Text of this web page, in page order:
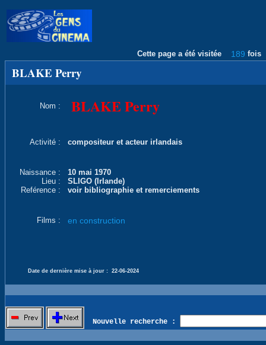
Cette page a été visitée 189 fois
BLAKE Perry
Nom : BLAKE Perry
Activité : compositeur et acteur irlandais
Naissance :
10 mai 1970
Lieu :
SLIGO (Irlande)
Reférence :
voir bibliographie et remerciements
Films : en construction
Date de dernière mise à jour : 22-06-2024
Nouvelle recherche :